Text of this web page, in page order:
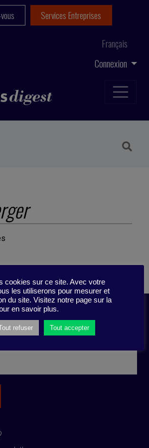
Connexion
Français
Services Entreprises
cookies sur ce site. Avec votre
les utiliserons pour mesurer et
du site. Visitez notre page sur la
en savoir plus.
refuser Tout accepter